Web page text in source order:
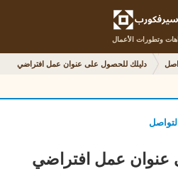
وتطورات الأعمال
دليلك للحصول على عنوان عمل افتراضي
عنوان عمل افتراضي